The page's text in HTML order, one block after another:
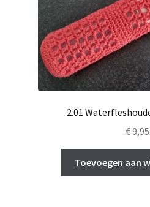
2.01
€9,95
Toevoegen aan